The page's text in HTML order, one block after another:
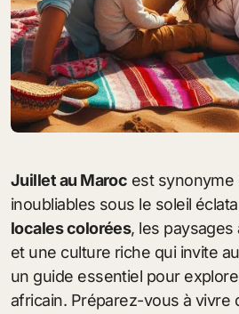
Juillet au Maroc est synonyme
inoubliables sous le soleil
locales colorées, les
et une culture riche qui invite
un guide essentiel pour
africain. Préparez-vous à vivre